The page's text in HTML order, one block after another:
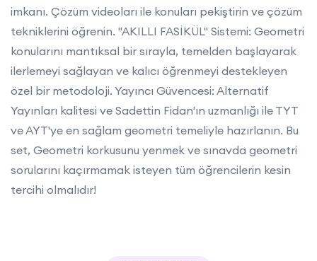
imkanı. Çözüm videoları ile konuları pekiştirin ve çözüm
tekniklerini öğrenin. "AKILLI FASİKÜL" Sistemi: Geometri
konularını mantıksal bir sırayla, temelden başlayarak
ilerlemeyi sağlayan ve kalıcı öğrenmeyi destekleyen
özel bir metodoloji. Yayıncı Güvencesi: Alternatif
Yayınları kalitesi ve Sadettin Fidan'ın uzmanlığı ile TYT
ve AYT'ye en sağlam geometri temeliyle hazırlanın. Bu
set, Geometri korkusunu yenmek ve sınavda geometri
sorularını kaçırmamak isteyen tüm öğrencilerin kesin
tercihi olmalıdır!